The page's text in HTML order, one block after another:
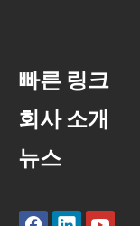
빠른 링크
회사 소개
뉴스